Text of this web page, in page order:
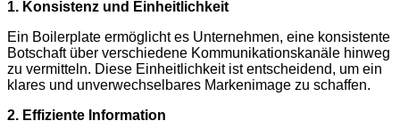
1. Konsistenz und Einheitlichkeit
Ein Boilerplate ermöglicht es Unternehmen, eine konsistente
Botschaft über verschiedene Kommunikationskanäle hinweg
zu vermitteln. Diese Einheitlichkeit ist entscheidend, um ein
klares und unverwechselbares Markenimage zu schaffen.
2. Effiziente Information